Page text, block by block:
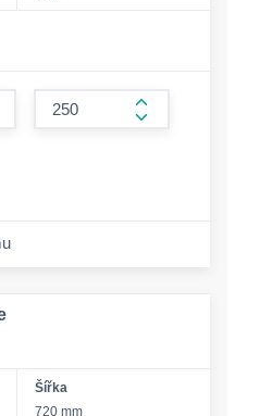
form.increase-
Šířka
720 mm